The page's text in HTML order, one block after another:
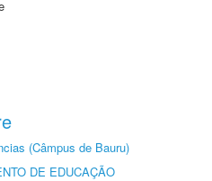
(Câmpus de Bauru)
DE EDUCAÇÃO